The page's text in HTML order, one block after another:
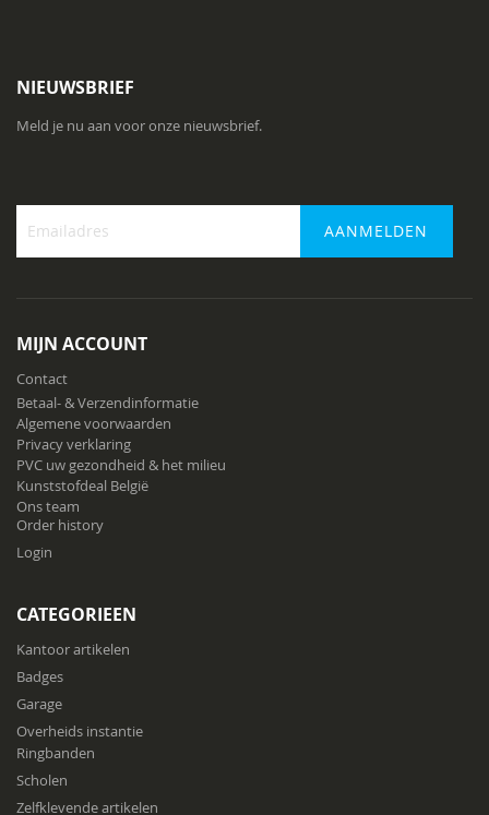
NIEUWSBRIEF
Meld je nu aan voor onze nieuwsbrief.
nieuwsbrief
AANMELDEN
MIJN ACCOUNT
Contact
Betaal- & Verzendinformatie
Algemene voorwaarden
Privacy verklaring
PVC uw gezondheid & het milieu
Kunststofdeal België
Ons team
Order history
Login
CATEGORIEEN
Kantoor artikelen
Badges
Garage
Overheids instantie
Ringbanden
Scholen
Zelfklevende artikelen